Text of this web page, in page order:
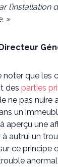
l’installation
»
que les
des parties
ne pas nuire
un
aperçu une
à autrui un
ce principe